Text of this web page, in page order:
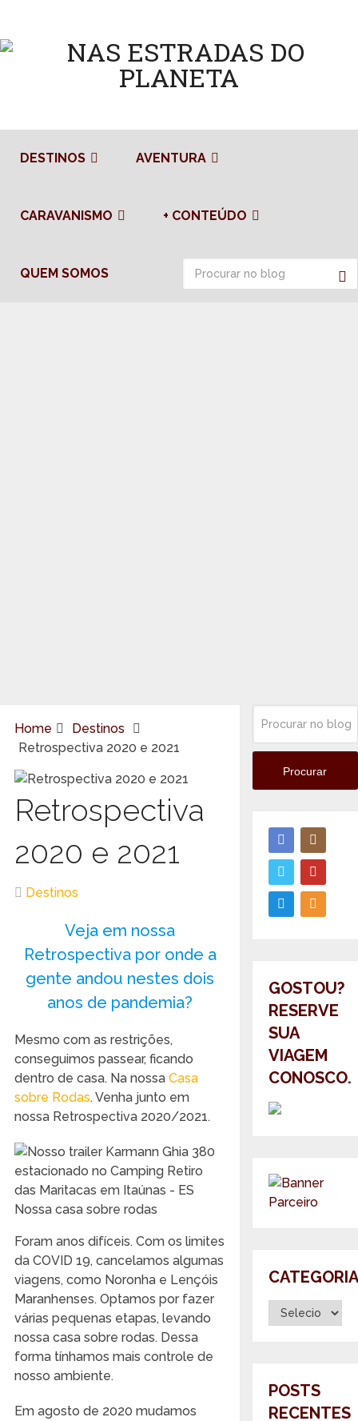
DESTINOS AVENTURA
CARAVANISMO + CONTEÚDO
QUEM SOMOS
Home
Destinos
Retrospectiva 2020 e 2021
Retrospectiva
2020 e 2021
Destinos
Veja em nossa
Retrospectiva por onde a
gente andou nestes dois
anos de pandemia?
Mesmo com as restrições,
conseguimos passear, ficando
dentro de casa. Na nossa Casa
sobre Rodas. Venha junto em
nossa Retrospectiva 2020/2021.
Nossa casa sobre rodas
Foram anos difíceis. Com os limites
da COVID 19, cancelamos algumas
viagens, como Noronha e Lençóis
Maranhenses. Optamos por fazer
várias pequenas etapas, levando
nossa casa sobre rodas. Dessa
forma tínhamos mais controle de
nosso ambiente.
Em agosto de 2020 mudamos
Procurar
GOSTOU?
RESERVE
SUA
VIAGEM
CONOSCO.
Categorias
POSTS
RECENTES